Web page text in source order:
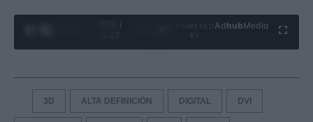
0:05 /
Ad hubMedia
3D ALTA DEFINICIÓN DIGITAL DVI